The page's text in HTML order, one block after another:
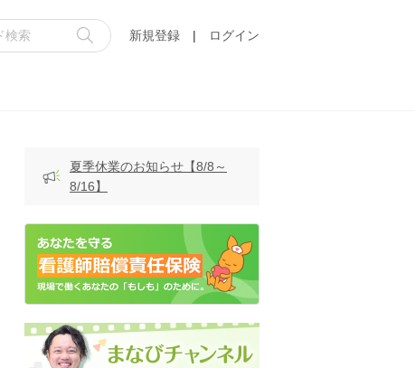
新規登録 | ログイン
夏季休業のお知らせ【8/8～
8/16】